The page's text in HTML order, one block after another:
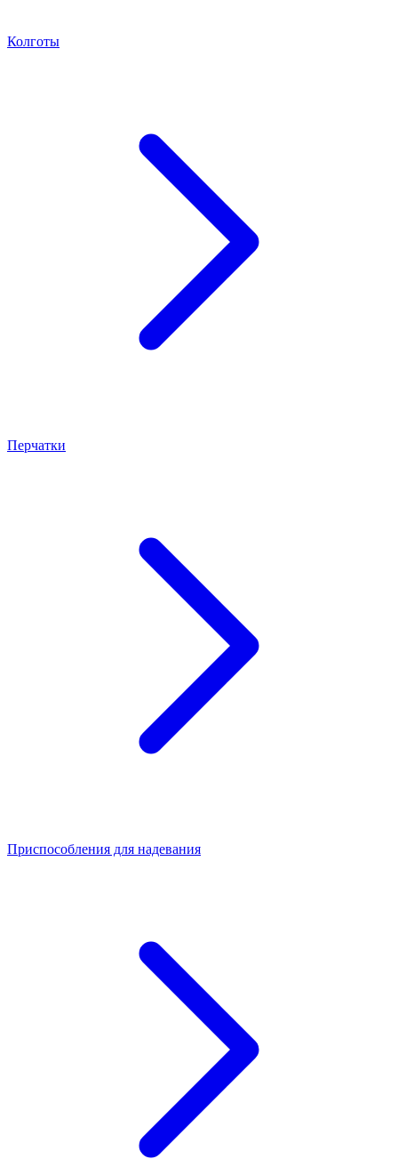
Колготы
Перчатки
Приспособления для надевания